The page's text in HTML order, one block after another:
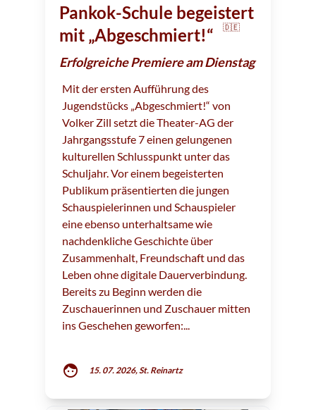
Pankok-Schule begeistert
mit „Abgeschmiert!“
🇩🇪
Erfolgreiche Premiere am Dienstag
Mit der ersten Aufführung des
Jugendstücks „Abgeschmiert!“ von
Volker Zill setzt die Theater-AG der
Jahrgangsstufe 7 einen gelungenen
kulturellen Schlusspunkt unter das
Schuljahr. Vor einem begeisterten
Publikum präsentierten die jungen
Schauspielerinnen und Schauspieler
eine ebenso unterhaltsame wie
nachdenkliche Geschichte über
Zusammenhalt, Freundschaft und das
Leben ohne digitale Dauerverbindung.
Bereits zu Beginn werden die
Zuschauerinnen und Zuschauer mitten
ins Geschehen geworfen:...
face 15. 07. 2026, St. Reinartz